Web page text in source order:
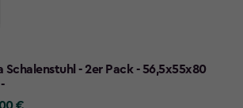
Schalenstuhl - 2er Pack - 56,5x55x80